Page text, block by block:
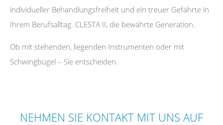
individueller Behandlungsfreiheit und ein treuer Gefährte in
Ihrem Berufsalltag. CLESTA II, die bewährte Generation.
Ob mit stehenden, liegenden Instrumenten oder mit
Schwingbügel – Sie entscheiden.
NEHMEN SIE KONTAKT MIT UNS AUF